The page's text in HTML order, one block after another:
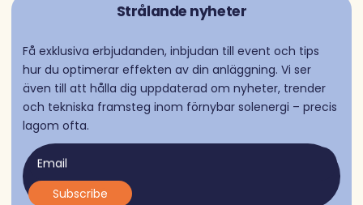
Strålande nyheter
Få exklusiva erbjudanden, inbjudan till event och tips
hur du optimerar effekten av din anläggning. Vi ser
även till att hålla dig uppdaterad om nyheter, trender
och tekniska framsteg inom förnybar solenergi – precis
lagom ofta.
Email